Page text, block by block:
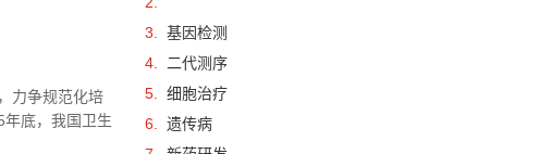
力争规范化培
底，我国卫生
3.
基因检测
4.
二代测序
5.
细胞治疗
6.
遗传病